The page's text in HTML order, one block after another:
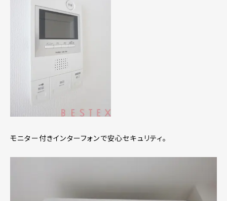
モニター付きインターフォンで安心セキュリティ。